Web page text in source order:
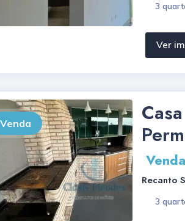
3
Ver
Venda
Recanto
3